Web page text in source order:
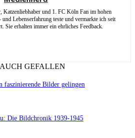
Katzenliebhaber und 1. FC Köln Fan im hohen
Lebenserfahrung teste und vermarkte ich seit
Sie erhalten immer ein ehrliches Feedback.
GEFALLEN
faszinierende Bilder gelingen
Die Bildchronik 1939-1945